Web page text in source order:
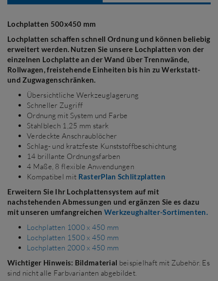
Lochplatten 500x450 mm
Lochplatten schaffen schnell Ordnung und können beliebig
erweitert werden. Nutzen Sie unsere Lochplatten von der
einzelnen Lochplatte an der Wand über Trennwände,
Rollwagen, freistehende Einheiten bis hin zu Werkstatt-
und Zugwagenschränken.
Übersichtliche Werkzeuglagerung
Schneller Zugriff
Ordnung mit System und Farbe
Stahlblech 1,25 mm stark
Verdeckte Anschraublöcher
Schlag- und kratzfeste Kunststoffbeschichtung
14 brillante Ordnungsfarben
4 Maße, 8 flexible Anwendungen
Kompatibel mit RasterPlan Schlitzplatten
Erweitern Sie Ihr Lochplattensystem auf mit
nachstehenden Abmessungen undergänzen Sie es dazu
mit unseren umfangreichen Werkzeughalter-Sortimenten.
Lochplatten 1000 x 450 mm
Lochplatten 1500 x 450 mm
Lochplatten 2000 x 450 mm
Wichtiger Hinweis: Bildmaterial beispielhaft mit Zubehör. Es
sind nicht alle Farbvarianten abgebildet.